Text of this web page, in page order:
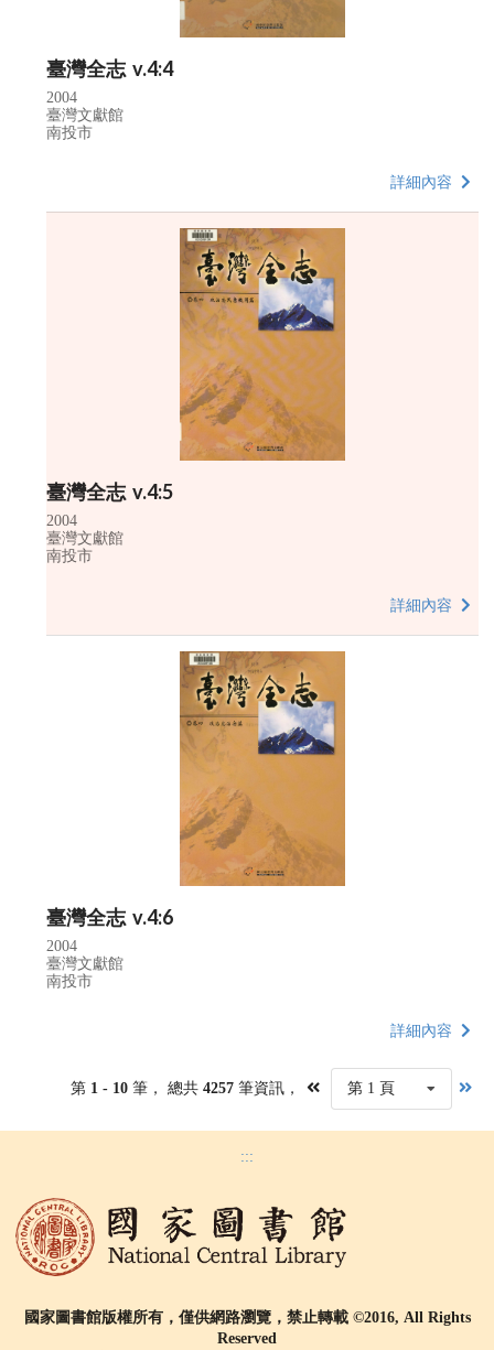
臺灣全志 v.4:4
2004
臺灣文獻館
南投市
詳細內容
臺灣全志 v.4:5
2004
臺灣文獻館
南投市
詳細內容
臺灣全志 v.4:6
2004
臺灣文獻館
南投市
詳細內容
第 1 - 10 筆， 總共 4257筆資訊， 第 1 頁
:::
國家圖書館版權所有，僅供網路瀏覽，禁止轉載 ©2016, All Rights
Reserved